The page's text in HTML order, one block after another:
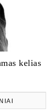
kelias